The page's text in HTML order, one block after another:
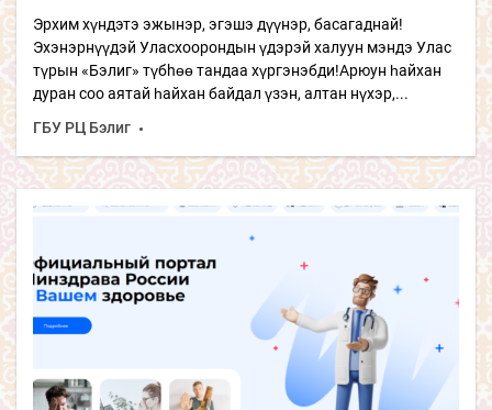
Эрхим хүндэтэ эжынэр, эгэшэ дүүнэр, басагаднай!
Эхэнэрнүүдэй Уласхоорондын үдэрэй халуун мэндэ Улас
түрын «Бэлиг» түбhөө тандаа хүргэнэбди!Арюун һайхан
дуран соо аятай һайхан байдал үзэн, алтан нүхэр,...
ГБУ РЦ Бэлиг